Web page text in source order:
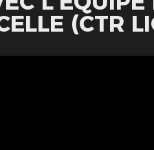
(CTR